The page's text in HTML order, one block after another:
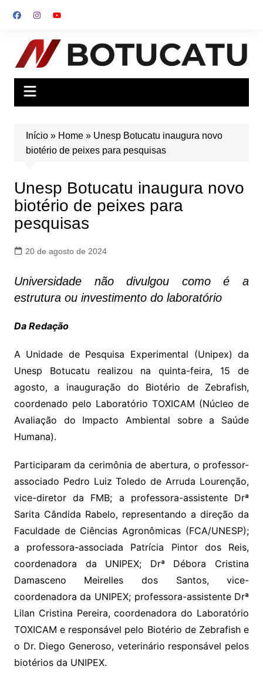
para
conteúdo
Início» Home» Unesp Botucatu inaugura novo
biotério de peixes para pesquisas
Unesp Botucatu inaugura novo
biotério de peixes para
pesquisas
20 de agosto de 2024
Universidade não divulgou como é a
estrutura ou investimento do laboratório
Da Redação
A Unidade de Pesquisa Experimental (Unipex) da
Unesp Botucatu realizou na quinta-feira, 15 de
agosto, a inauguração do Biotério de Zebrafish,
coordenado pelo Laboratório TOXICAM (Núcleo de
Avaliação do Impacto Ambiental sobre a Saúde
Humana).
Participaram da cerimônia de abertura, o professor-
associado Pedro Luiz Toledo de Arruda Lourenção,
vice-diretor da FMB; a professora-assistente Drª
Sarita Cândida Rabelo, representando a direção da
Faculdade de Ciências Agronômicas (FCA/UNESP);
a professora-associada Patrícia Pintor dos Reis,
coordenadora da UNIPEX; Drª Débora Cristina
Damasceno Meirelles dos Santos, vice-
coordenadora da UNIPEX; professora-assistente Drª
Lilan Cristina Pereira, coordenadora do Laboratório
TOXICAM e responsável pelo Biotério de Zebrafish e
o Dr. Diego Generoso, veterinário responsável pelos
biotérios da UNIPEX.